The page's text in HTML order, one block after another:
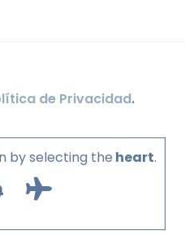
de Privacidad.
by selecting the heart.